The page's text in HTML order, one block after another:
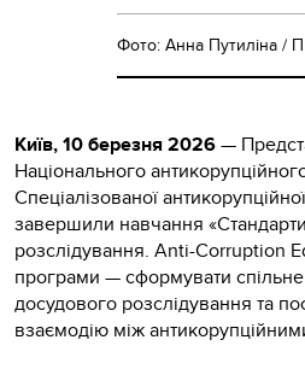
Фото: Анна Путиліна /
Київ, 10 березня 2026—
Національного
Спеціалізованої
завершили навчання
розслідування. Anti-Corruption
програми — сформувати спільне
досудового розслідування та
взаємодію між